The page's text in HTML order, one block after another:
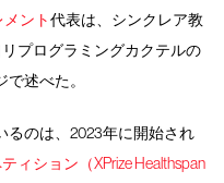
メント代表は、シンクレア教
プログラミングカクテルの
で述べた。
るのは、2023年に開始され
ィション（XPrize Healthspan